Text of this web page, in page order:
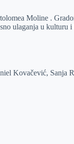
Moline .
ulaganja u kulturu
Kovačević, Sanja